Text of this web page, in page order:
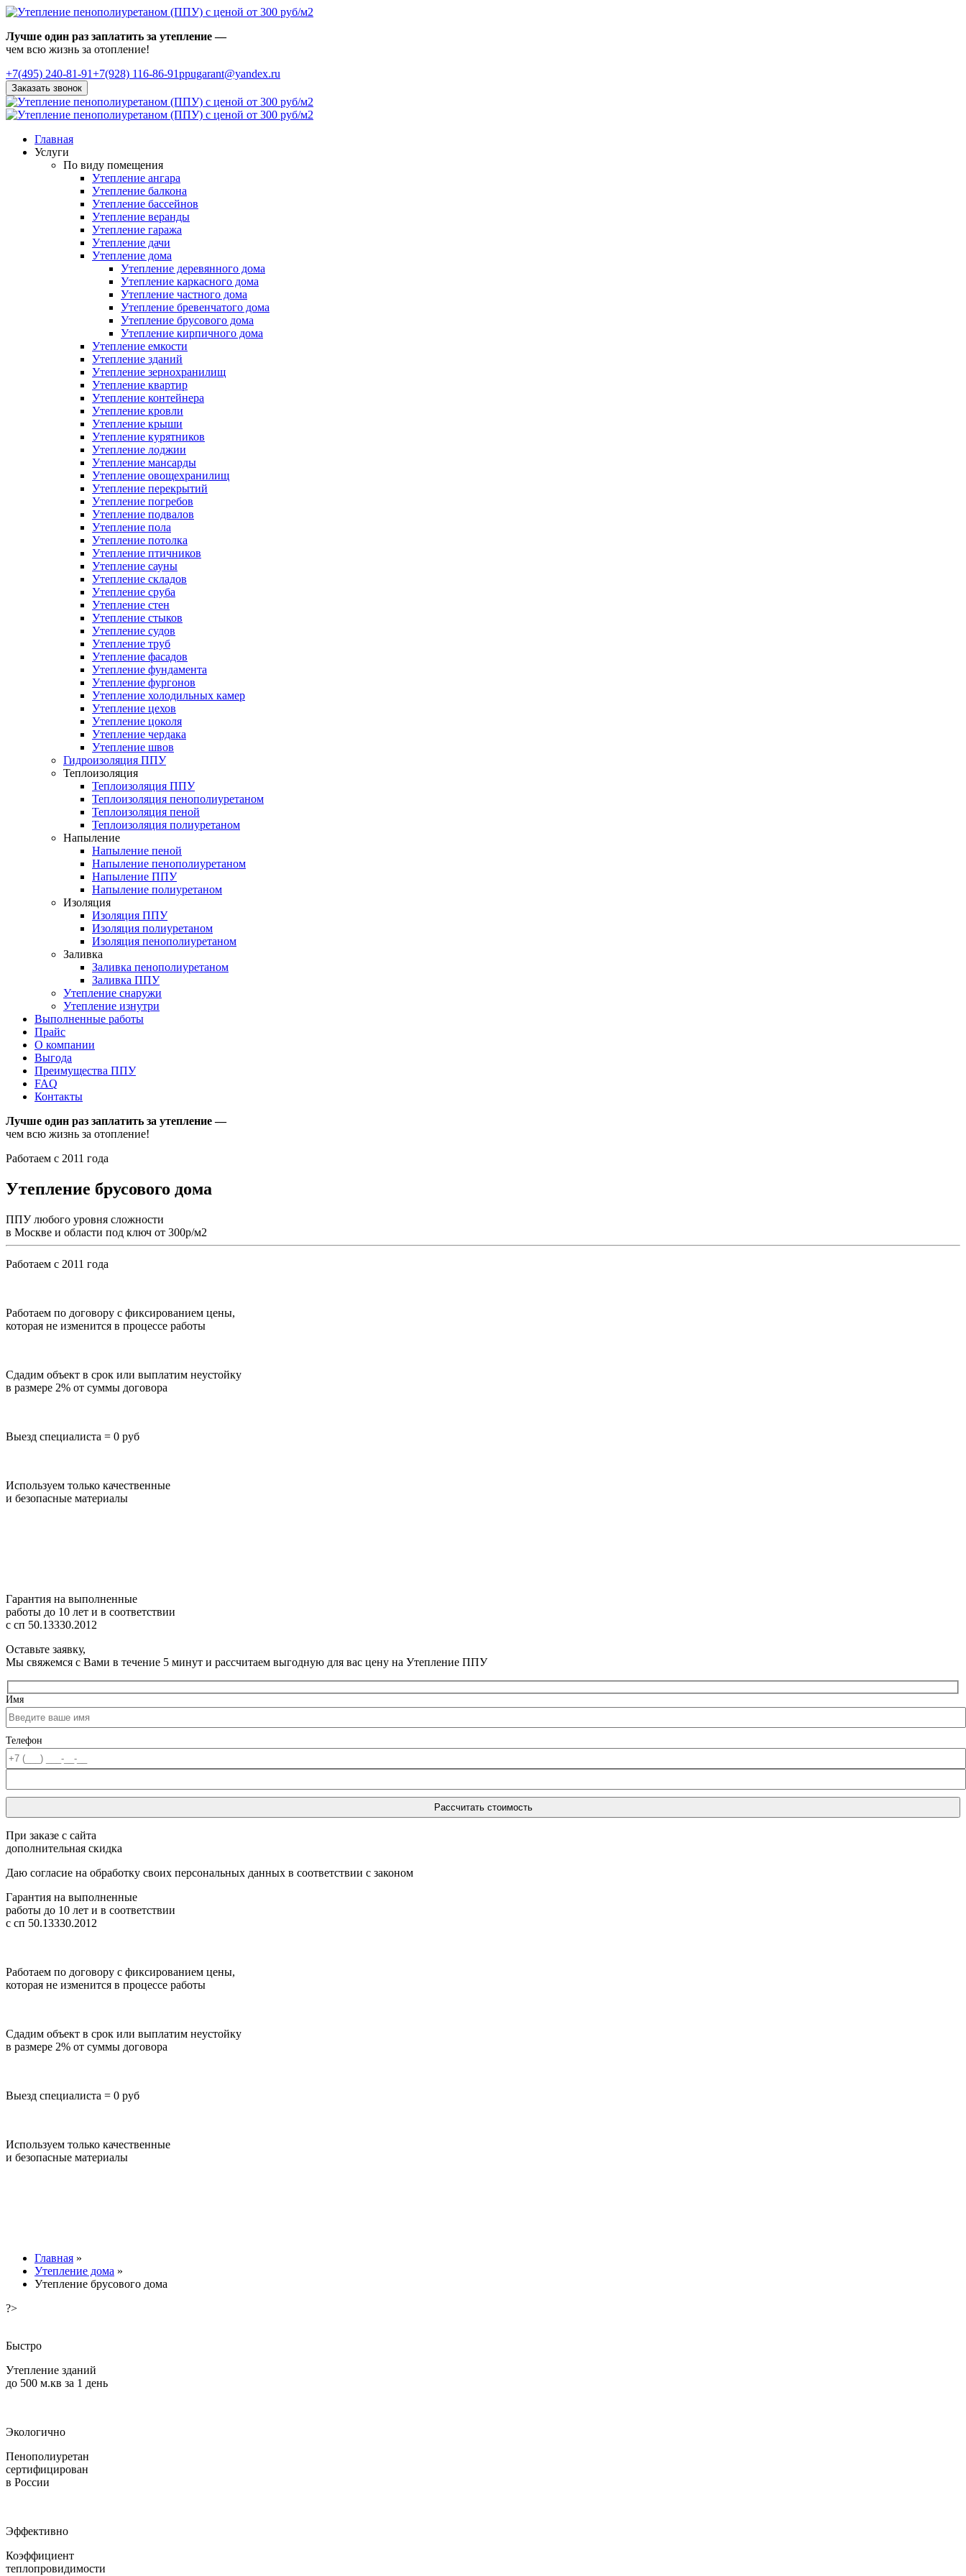
Лучше один раз заплатить за утепление —
чем всю жизнь за отопление!
+7(495) 240-81-91+7(928) 116-86-91ppugarant@yandex.ru
Заказать звонок
Главная
Услуги
По виду помещения
Утепление ангара
Утепление балкона
Утепление бассейнов
Утепление веранды
Утепление гаража
Утепление дачи
Утепление дома
Утепление деревянного дома
Утепление каркасного дома
Утепление частного дома
Утепление бревенчатого дома
Утепление брусового дома
Утепление кирпичного дома
Утепление емкости
Утепление зданий
Утепление зернохранилищ
Утепление квартир
Утепление контейнера
Утепление кровли
Утепление крыши
Утепление курятников
Утепление лоджии
Утепление мансарды
Утепление овощехранилищ
Утепление перекрытий
Утепление погребов
Утепление подвалов
Утепление пола
Утепление потолка
Утепление птичников
Утепление сауны
Утепление складов
Утепление сруба
Утепление стен
Утепление стыков
Утепление судов
Утепление труб
Утепление фасадов
Утепление фундамента
Утепление фургонов
Утепление холодильных камер
Утепление цехов
Утепление цоколя
Утепление чердака
Утепление швов
Гидроизоляция ППУ
Теплоизоляция
Теплоизоляция ППУ
Теплоизоляция пенополиуретаном
Теплоизоляция пеной
Теплоизоляция полиуретаном
Напыление
Напыление пеной
Напыление пенополиуретаном
Напыление ППУ
Напыление полиуретаном
Изоляция
Изоляция ППУ
Изоляция полиуретаном
Изоляция пенополиуретаном
Заливка
Заливка пенополиуретаном
Заливка ППУ
Утепление снаружи
Утепление изнутри
Выполненные работы
Прайс
О компании
Выгода
Преимущества ППУ
FAQ
Контакты
Лучше один раз заплатить за утепление —
чем всю жизнь за отопление!
Работаем с 2011 года
Утепление брусового дома
ППУ любого уровня сложности
в Москве и области под ключ от 300р/м2
Работаем с 2011 года
Работаем по договору с фиксированием цены,
которая не изменится в процессе работы
Сдадим объект в срок или выплатим неустойку
в размере 2% от суммы договора
Выезд специалиста = 0 руб
Используем только качественные
и безопасные материалы
Гарантия на выполненные
работы до 10 лет и в соответствии
с сп 50.13330.2012
Оставьте заявку,
Мы свяжемся с Вами в течение 5 минут и рассчитаем выгодную для вас цену на Утепление ППУ
Имя
Телефон
При заказе с сайта
дополнительная скидка
Даю согласие на обработку своих персональных данных в соответствии с законом
Гарантия на выполненные
работы до 10 лет и в соответствии
с сп 50.13330.2012
Работаем по договору с фиксированием цены,
которая не изменится в процессе работы
Сдадим объект в срок или выплатим неустойку
в размере 2% от суммы договора
Выезд специалиста = 0 руб
Используем только качественные
и безопасные материалы
Главная »
Утепление дома »
Утепление брусового дома
?>
Быстро
Утепление зданий
до 500 м.кв за 1 день
Экологично
Пенополиуретан
сертифицирован
в России
Эффективно
Коэффициент
теплопровидимости